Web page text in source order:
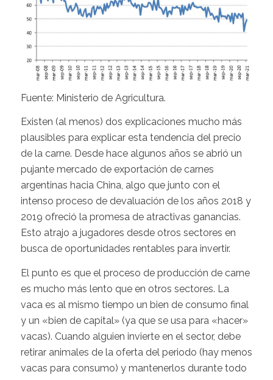
Fuente: Ministerio de Agricultura.
Existen (al menos) dos explicaciones mucho más
plausibles para explicar esta tendencia del precio
de la carne. Desde hace algunos años se abrió un
pujante mercado de exportación de carnes
argentinas hacia China, algo que junto con el
intenso proceso de devaluación de los años 2018 y
2019 ofreció la promesa de atractivas ganancias.
Esto atrajo a jugadores desde otros sectores en
busca de oportunidades rentables para invertir.
El punto es que el proceso de producción de carne
es mucho más lento que en otros sectores. La
vaca es al mismo tiempo un bien de consumo final
y un «bien de capital» (ya que se usa para «hacer»
vacas). Cuando alguien invierte en el sector, debe
retirar animales de la oferta del periodo (hay menos
vacas para consumo) y mantenerlos durante todo